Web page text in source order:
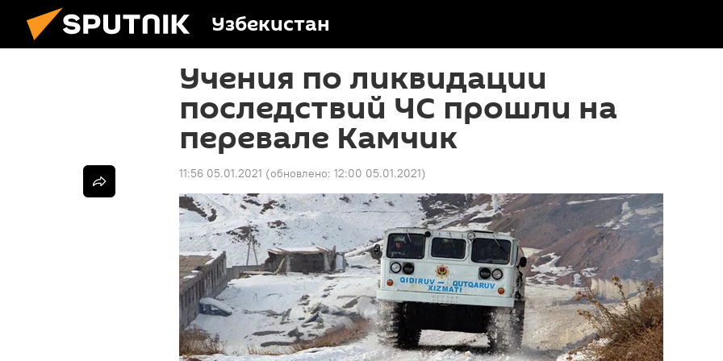
Узбекистан
Учения по ликвидации
последствий ЧС прошли на
перевале Камчик
11:56 05.01.2021 (обновлено: 12:00 05.01.2021)